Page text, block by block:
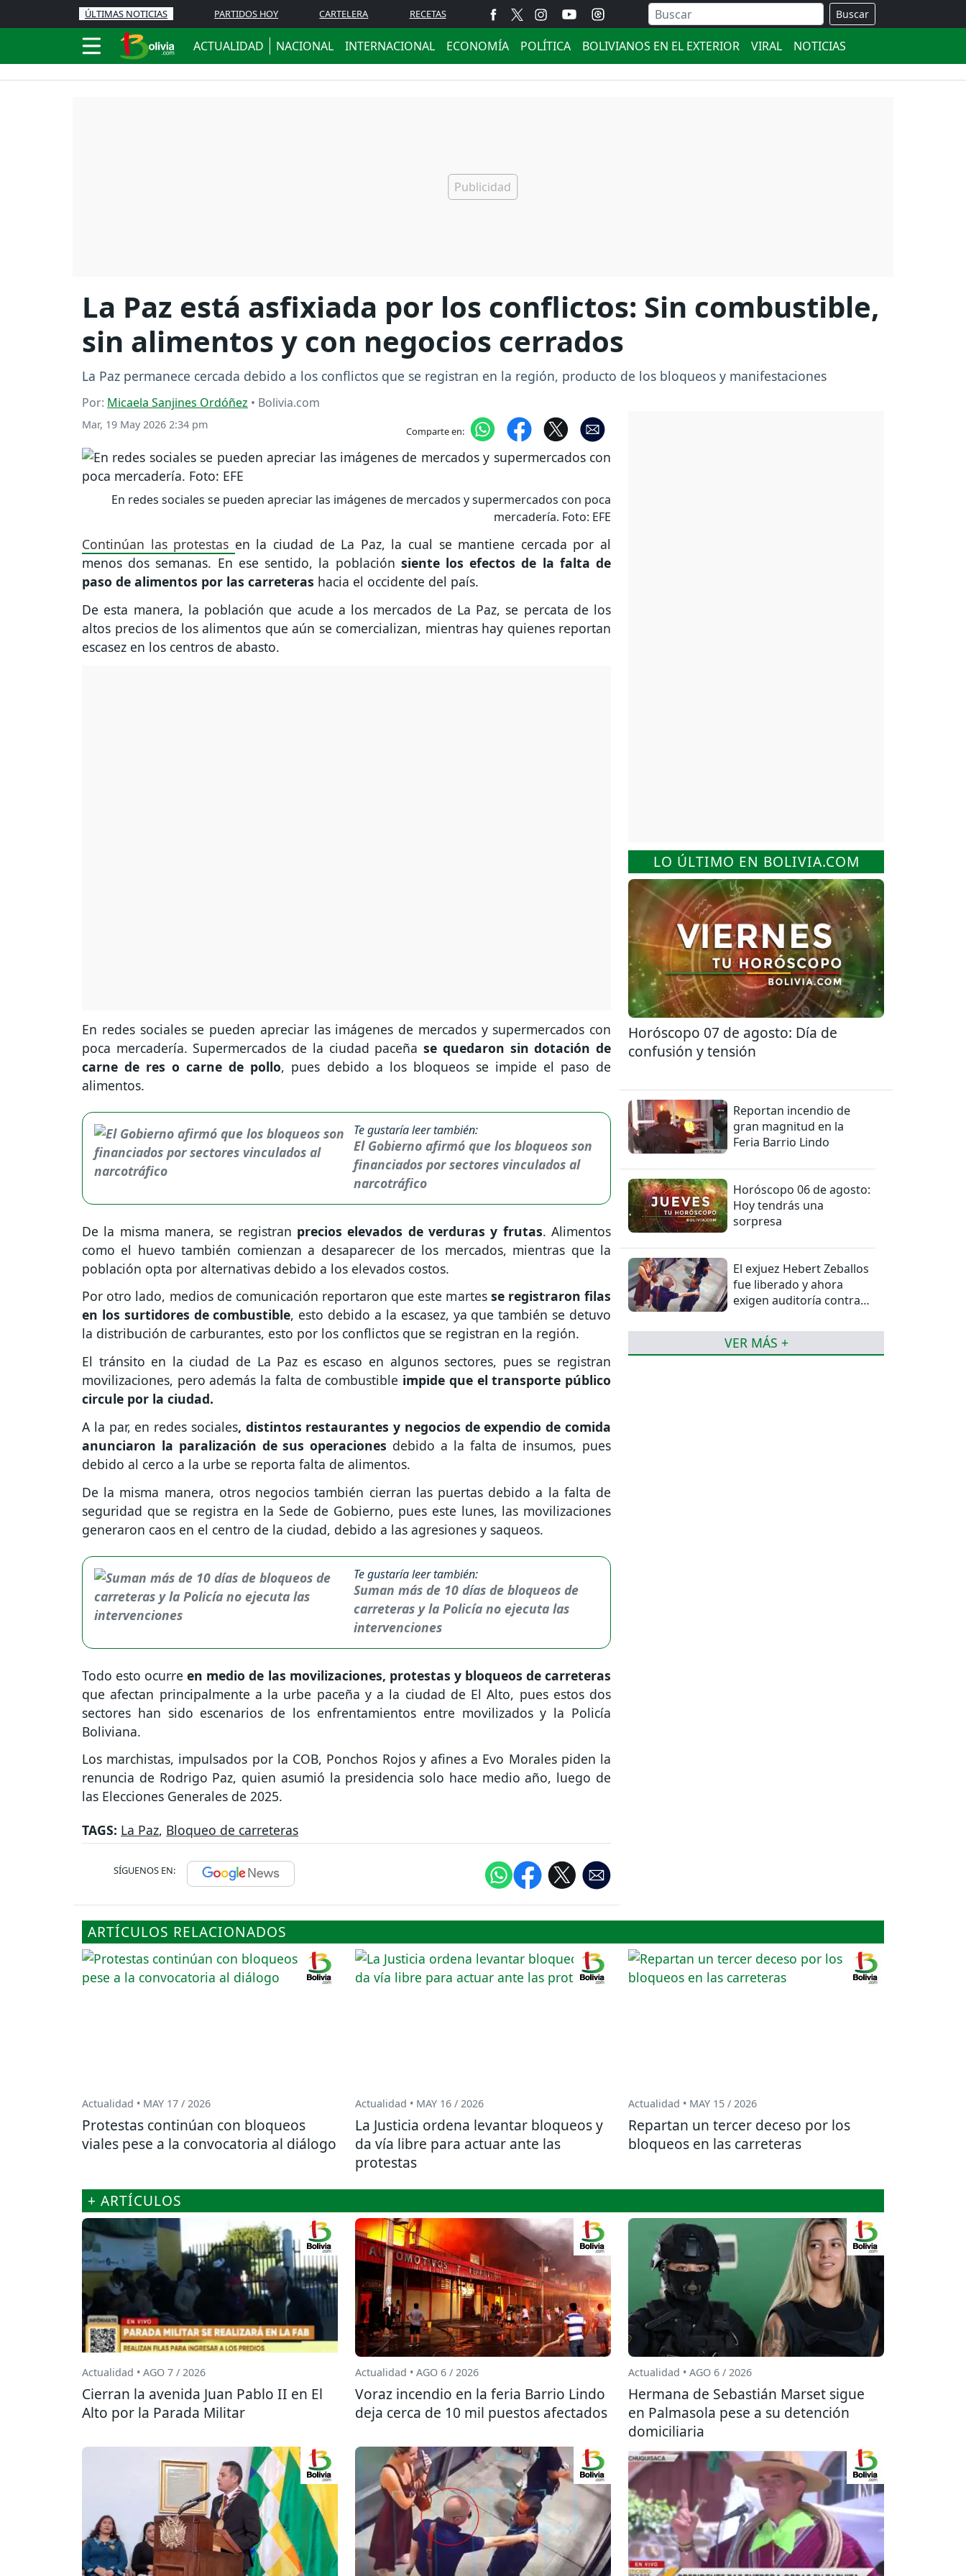
ÚLTIMAS NOTICIAS PARTIDOS HOY CARTELERA RECETAS Buscar
ACTUALIDAD NACIONAL INTERNACIONAL ECONOMÍA POLÍTICA BOLIVIANOS EN EL EXTERIOR VIRAL NOTICIAS
La Paz está asfixiada por los conflictos: Sin combustible,
sin alimentos y con negocios cerrados
La Paz permanece cercada debido a los conflictos que se registran en la región, producto de los bloqueos y manifestaciones
Por: Micaela Sanjines Ordóñez • Bolivia.com
Mar, 19 May 2026 2:34 pm Comparte en:
En redes sociales se pueden apreciar las imágenes de mercados y supermercados con poca
mercadería. Foto: EFE
Continúan las protestas en la ciudad de La Paz, la cual se mantiene cercada por al
menos dos semanas. En ese sentido, la población siente los efectos de la falta de
paso de alimentos por las carreteras hacia el occidente del país.
De esta manera, la población que acude a los mercados de La Paz, se percata de los
altos precios de los alimentos que aún se comercializan, mientras hay quienes reportan
escasez en los centros de abasto.
En redes sociales se pueden apreciar las imágenes de mercados y supermercados con
poca mercadería. Supermercados de la ciudad paceñase quedaron sin dotación de
carne de res o carne de pollo, pues debido a los bloqueos se impide el paso de
alimentos.
Te gustaría leer también:
El Gobierno afirmó que los bloqueos son
financiados por sectores vinculados al
narcotráfico
De la misma manera, se registran precios elevados de verduras y frutas. Alimentos
como el huevo también comienzan a desaparecer de los mercados, mientras que la
población opta por alternativas debido a los elevados costos.
Por otro lado, medios de comunicación reportaron que este martes se registraron filas
en los surtidores de combustible, esto debido a la escasez, ya que también se detuvo
la distribución de carburantes, esto por los conflictos que se registran en la región.
El tránsito en la ciudad de La Paz es escaso en algunos sectores, pues se registran
movilizaciones, pero además la falta de combustible impide que el transporte público
circule por la ciudad.
A la par, en redes sociales, distintos restaurantes y negocios de expendio de comida
anunciaron la paralización de sus operaciones debido a la falta de insumos, pues
debido al cerco a la urbe se reporta falta de alimentos.
De la misma manera, otros negocios también cierran las puertas debido a la falta de
seguridad que se registra en la Sede de Gobierno, pues este lunes, las movilizaciones
generaron caos en el centro de la ciudad, debido a las agresiones y saqueos.
Te gustaría leer también:
Suman más de 10 días de bloqueos de
carreteras y la Policía no ejecuta las
intervenciones
Todo esto ocurreen medio de las movilizaciones, protestas y bloqueos de carreteras
que afectan principalmente a la urbe paceña y a la ciudad de El Alto, pues estos dos
sectores han sido escenarios de los enfrentamientos entre movilizados y la Policía
Boliviana.
Los marchistas, impulsados por la COB, Ponchos Rojos y afines a Evo Morales piden la
renuncia de Rodrigo Paz, quien asumió la presidencia solo hace medio año, luego de
las Elecciones Generales de 2025.
TAGS: La Paz, Bloqueo de carreteras
SÍGUENOS EN:
LO ÚLTIMO EN BOLIVIA.COM
Horóscopo 07 de agosto: Día de
confusión y tensión
Reportan incendio de
gran magnitud en la
Feria Barrio Lindo
Horóscopo 06 de agosto:
Hoy tendrás una
sorpresa
El exjuez Hebert Zeballos
fue liberado y ahora
exigen auditoría contra
VER MÁS +
ARTÍCULOS RELACIONADOS
Actualidad • MAY 17 / 2026
Protestas continúan con bloqueos
viales pese a la convocatoria al diálogo
Actualidad • MAY 16 / 2026
La Justicia ordena levantar bloqueos y
da vía libre para actuar ante las
protestas
Actualidad • MAY 15 / 2026
Repartan un tercer deceso por los
bloqueos en las carreteras
+ ARTÍCULOS
Actualidad • AGO 7 / 2026
Cierran la avenida Juan Pablo II en El
Alto por la Parada Militar
Actualidad • AGO 6 / 2026
Voraz incendio en la feria Barrio Lindo
deja cerca de 10 mil puestos afectados
Actualidad • AGO 6 / 2026
Hermana de Sebastián Marset sigue
en Palmasola pese a su detención
domiciliaria